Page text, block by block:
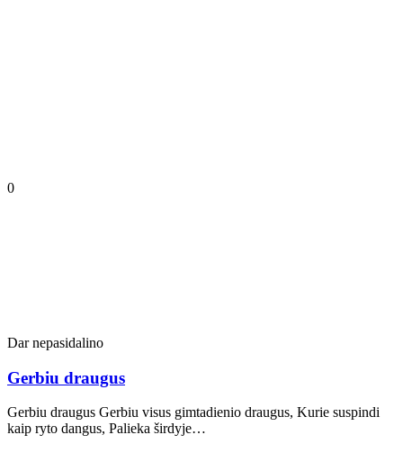
0
Dar nepasidalino
Gerbiu draugus
Gerbiu draugus Gerbiu visus gimtadienio draugus, Kurie suspindi
kaip ryto dangus, Palieka širdyje…